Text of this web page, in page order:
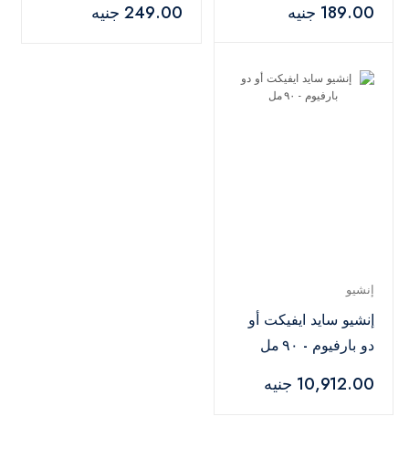
189.00 جنيه 249.00 جنيه
إنشيو
إنشيو سايد ايفيكت أو
دو بارفيوم - ٩٠ مل
10,912.00 جنيه